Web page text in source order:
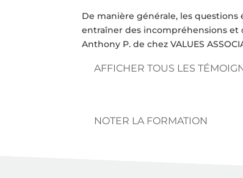
De manière générale, les
entraîner des incompréhensions et
Anthony P. de chez VALUES
AFFICHER TOUS LES
NOTER LA FORMATION